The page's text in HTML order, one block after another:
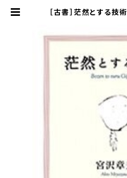
［古書］茫然とする技